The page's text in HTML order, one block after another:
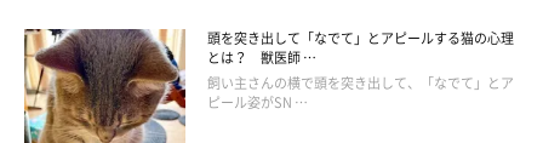
頭を突き出して「なでて」とアピールする猫の心理
とは？ 獣医師 …
飼い主さんの横で頭を突き出して、「なでて」とア
ピール姿がSN …